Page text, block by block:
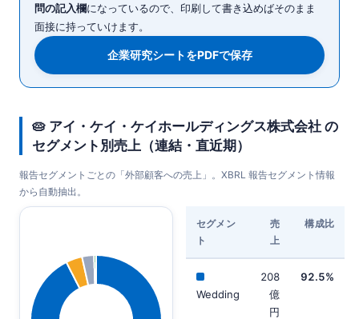
問の記入欄になっているので、印刷して書き込めばそのまま
面接に持っていけます。
企業研究シートをPDFで保存
🥧 アイ・ケイ・ケイホールディングス株式会社 の
セグメント別売上（連結・直近期）
報告セグメントごとの「外部顧客への売上」。XBRL 報告セグメント情報
から自動抽出。
セグメン
ト
売
上
構成比
Wedding
208
億
円
92.5%